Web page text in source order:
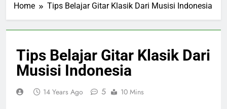
Home Tips Belajar Gitar Klasik Dari Musisi Indonesia
Tips Belajar Gitar Klasik Dari
Musisi Indonesia
14 Years Ago 5 10 Mins